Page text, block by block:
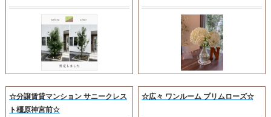
☆分譲賃貸マンション サニークレス
ト橿原神宮前☆
☆広々 ワンルーム プリムローズ☆